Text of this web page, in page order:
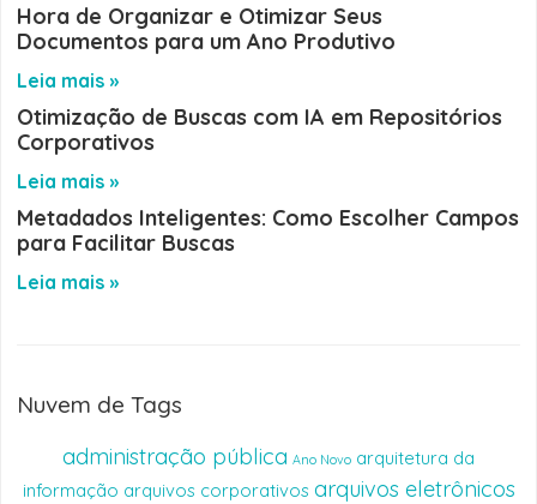
Hora de Organizar e Otimizar Seus
Documentos para um Ano Produtivo
Leia mais »
Otimização de Buscas com IA em Repositórios
Corporativos
Leia mais »
Metadados Inteligentes: Como Escolher Campos
para Facilitar Buscas
Leia mais »
Nuvem de Tags
administração pública Ano Novo arquitetura da
informação arquivos corporativos arquivos eletrônicos